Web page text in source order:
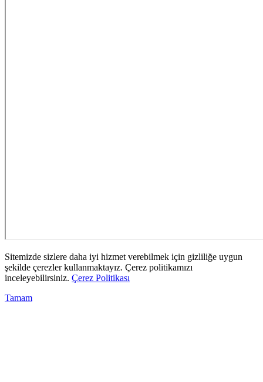
Sitemizde sizlere daha iyi hizmet verebilmek için gizliliğe uygun
şekilde çerezler kullanmaktayız. Çerez politikamızı
inceleyebilirsiniz. Çerez Politikası
Tamam